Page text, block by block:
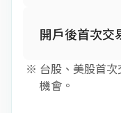
開戶後首次交
台股、美股首
機會。